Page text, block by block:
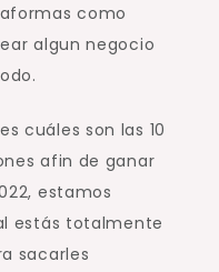
como
algun negocio
cuáles son las 10
afin de ganar
estamos
estás totalmente
sacarles